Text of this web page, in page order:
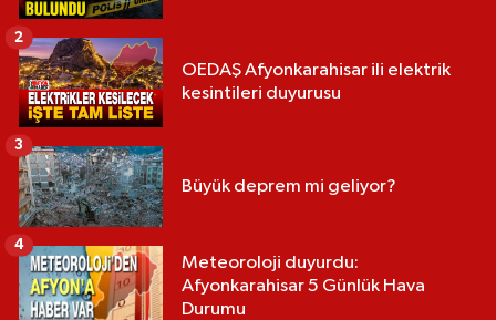
OEDAŞ Afyonkarahisar ili elektrik
kesintileri duyurusu
2
Büyük deprem mi geliyor?
3
Meteoroloji duyurdu:
Afyonkarahisar 5 Günlük Hava
Durumu
4